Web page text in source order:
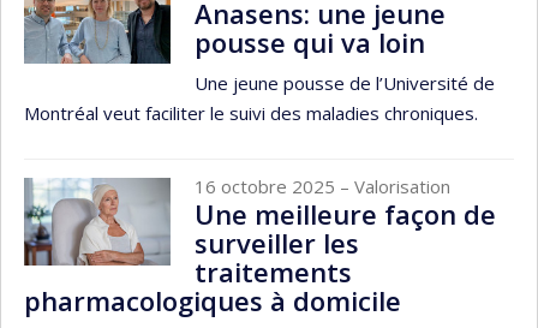
Anasens: une jeune
pousse qui va loin
Une jeune pousse de l’Université de
Montréal veut faciliter le suivi des maladies chroniques.
16 octobre 2025 – Valorisation
Une meilleure façon de
surveiller les
traitements
pharmacologiques à domicile